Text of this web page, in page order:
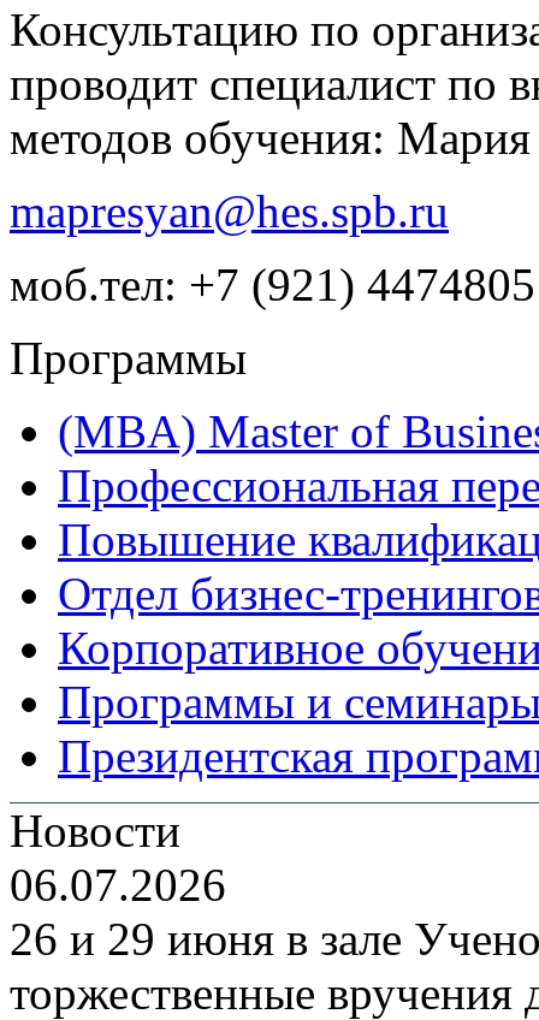
Консультацию по
проводит специалист по
методов обучения:
mapresyan@hes.spb.ru
моб.тел: +7 (921) 4474805
Программы
(MBA) Master of
Профессиональная
Повышение
Отдел бизнес-
Корпоративное
Программы и
Президентская
Новости
06.07.2026
26 и 29 июня в зале
торжественные